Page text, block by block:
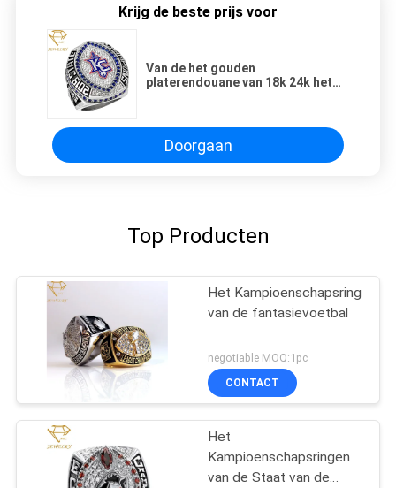
Krijg de beste prijs voor
Van de het gouden
platerendouane van 18k 24k het
Doorgaan
Top Producten
Het Kampioenschapsring
van de fantasievoetbal
negotiable MOQ:1pc
CONTACT
Het
Kampioenschapsringen
van de Staat van de